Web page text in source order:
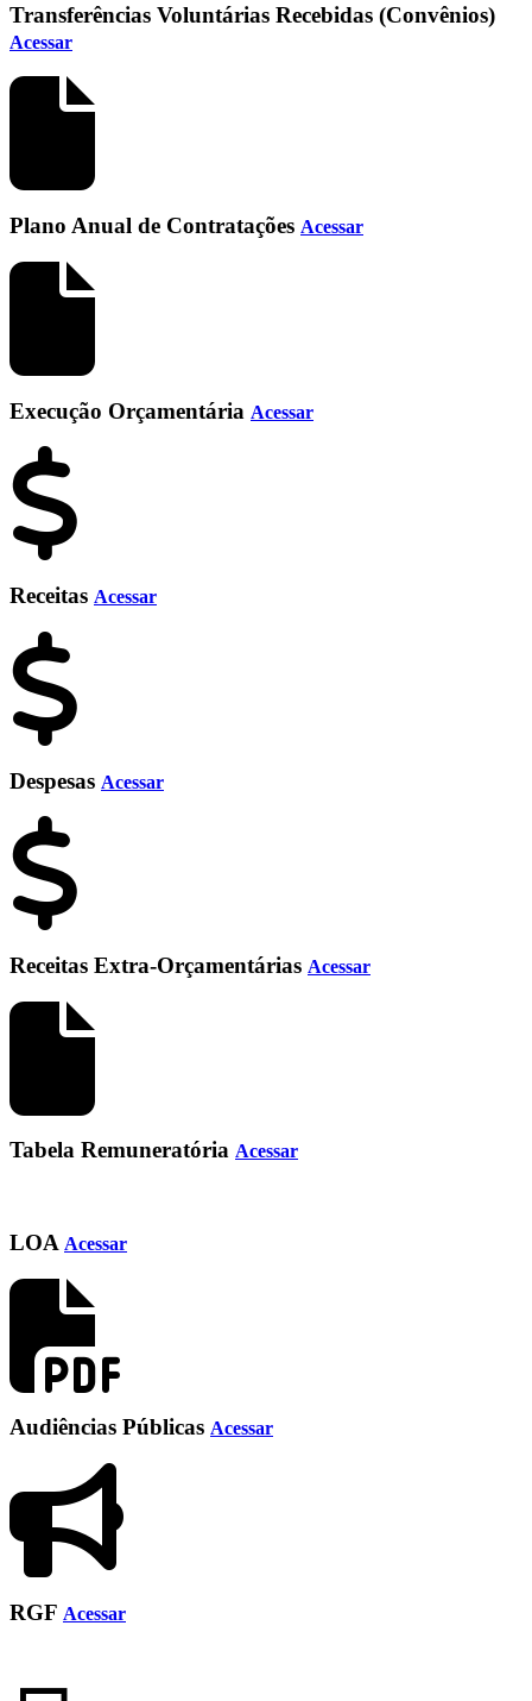
Transferências Voluntárias Recebidas (Convênios)
Acessar
Plano Anual de Contratações Acessar
Execução Orçamentária Acessar
Receitas Acessar
Despesas Acessar
Receitas Extra-Orçamentárias Acessar
Tabela Remuneratória Acessar
LOA Acessar
Audiências Públicas Acessar
RGF Acessar